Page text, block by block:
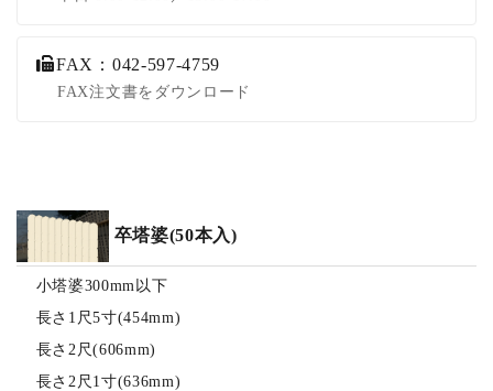
FAX：042-597-4759
FAX注文書をダウンロード
卒塔婆(50本入)
小塔婆300mm以下
長さ1尺5寸(454mm)
長さ2尺(606mm)
長さ2尺1寸(636mm)